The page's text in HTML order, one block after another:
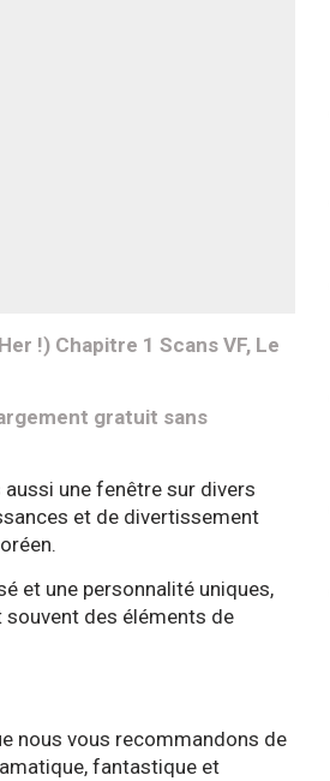
!) Chapitre 1 Scans VF, Le
gratuit sans
une fenêtre sur divers
et de divertissement
et une personnalité uniques,
des éléments de
nous vous recommandons de
fantastique et